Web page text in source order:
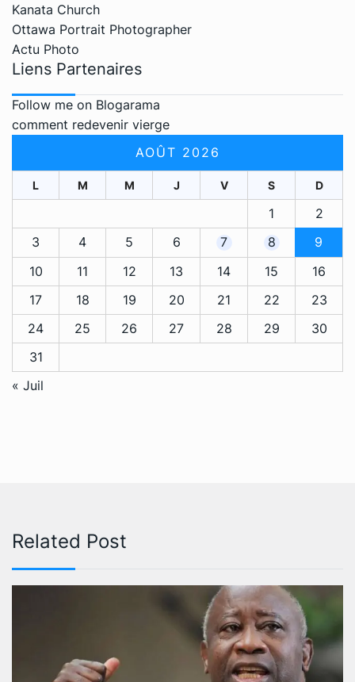
Kanata Church
Ottawa Portrait Photographer
Actu Photo
Liens Partenaires
Follow me on Blogarama
comment redevenir vierge
AOÛT 2026
L M M J V S D
1
2
3
4 5 6 7 8
9
10
11 12 13 14 15
16
17
18 19 20 21 22
23
24
25 26 27 28 29
30
31
« Juil
Related Post